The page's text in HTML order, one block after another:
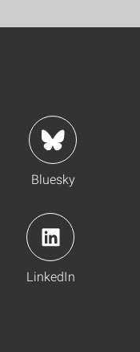
Bluesky
LinkedIn